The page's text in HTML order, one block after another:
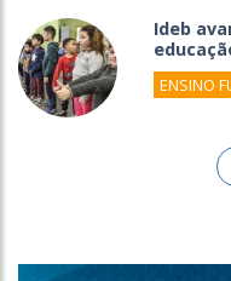
Ideb
ENSINO